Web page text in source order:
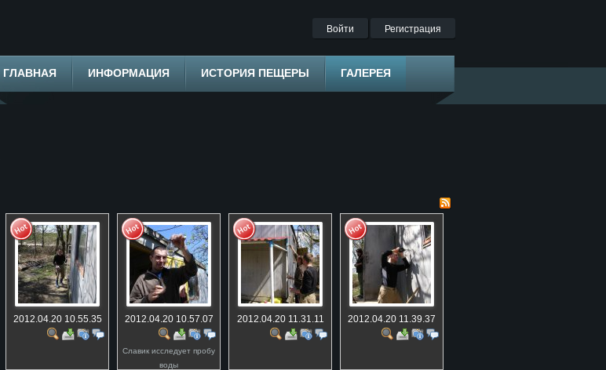
Войти Регистрация
ГЛАВНАЯ ИНФОРМАЦИЯ ИСТОРИЯ ПЕЩЕРЫ ГАЛЕРЕЯ
2012.04.20 10.55.35 2012.04.20 10.57.07
Славик исследует пробу
воды
2012.04.20 11.31.11 2012.04.20 11.39.37